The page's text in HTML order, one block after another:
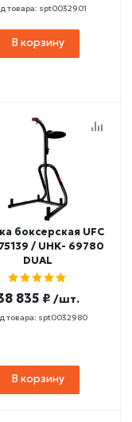
товара: spt0032901
В корзину
боксерская UFC
/ UHK- 69780
DUAL
835 ₽ /шт.
товара: spt0032980
В корзину